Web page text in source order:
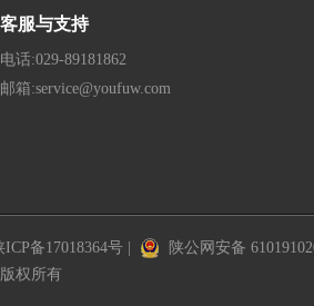
客服与支持
电话:029-89181862
邮箱:service@youfuw.com
ICP备17018364号|
陕公网安备
权所有